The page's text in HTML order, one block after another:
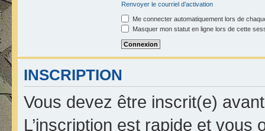
Renvoyer le courriel d’activation
Me connecter automatiquement lors de
Masquer mon statut en ligne lors de cette
INSCRIPTION
Vous devez être inscrit(e)
L’inscription est rapide et